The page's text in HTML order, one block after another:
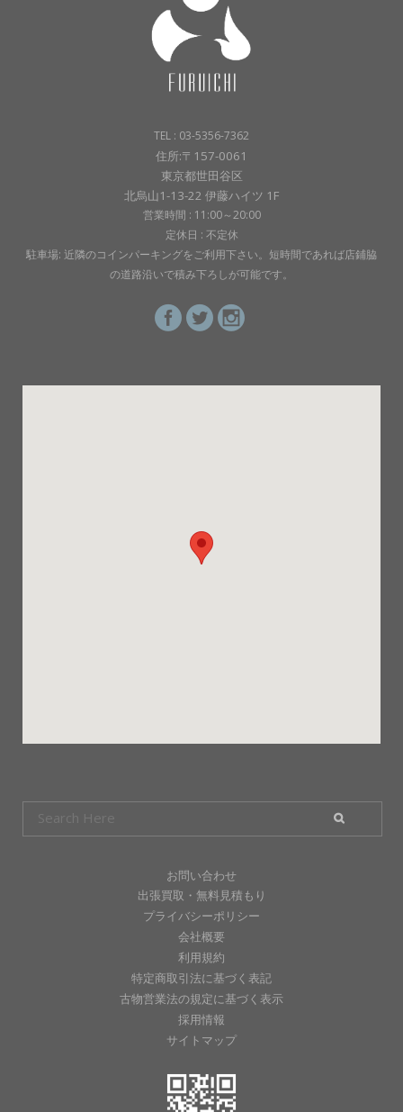
TEL : 03-5356-7362
住所:〒157-0061
東京都世田谷区
北烏山1-13-22 伊藤ハイツ 1F
営業時間 : 11:00～20:00
定休日 : 不定休
駐車場: 近隣のコインパーキングをご利用下さい。短時間であれば店鋪脇
の道路沿いで積み下ろしが可能です。
お問い合わせ
出張買取・無料見積もり
プライバシーポリシー
会社概要
利用規約
特定商取引法に基づく表記
古物営業法の規定に基づく表示
採用情報
サイトマップ